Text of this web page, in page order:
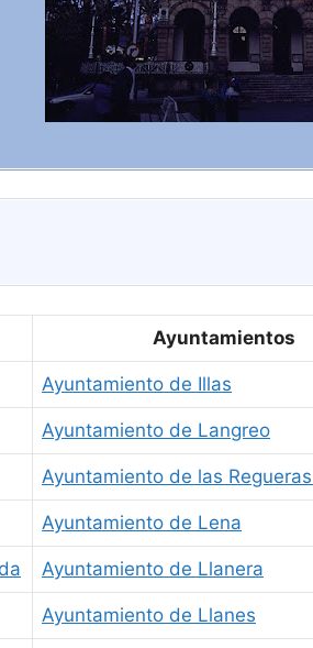
Ayuntamientos
Ayuntamiento de Illas
Ayuntamiento de Langreo
Ayuntamiento de las
Ayuntamiento de Lena
Ayuntamiento de Llanera
Ayuntamiento de Llanes